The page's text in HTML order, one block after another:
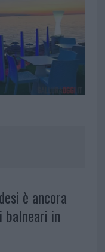
è ancora
in